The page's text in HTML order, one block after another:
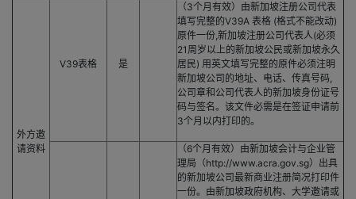
外方邀
请资料
V39表格 是
（3个月有效）由新加坡注册公司代表
填写完整的V39A 表格 (格式不能改动)
原件一份,新加坡注册公司代表人(必须
21周岁以上的新加坡公民或新加坡永久
居民) 用英文填写完整的原件必须注明
新加坡公司的地址、电话、传真号码,
公司章和公司代表人的新加坡身份证号
码与签名。该文件必需是在签证申请前
3个月以内打印的。
（6个月有效）由新加坡会计与企业管
理局（http://www.acra.gov.sg）出具
的新加坡公司最新商业注册简况打印件
一份。由新加坡政府机构、大学邀请或